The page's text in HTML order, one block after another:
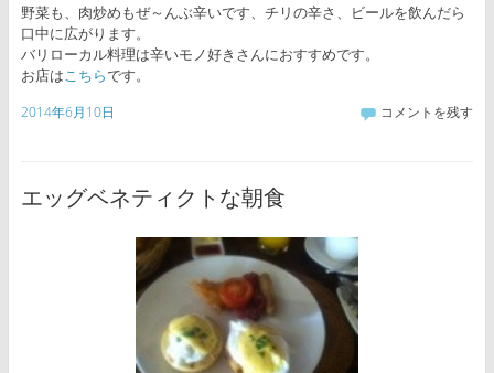
野菜も、肉炒めもぜ～んぶ辛いです、チリの辛さ、ビールを飲んだら
口中に広がります。
バリローカル料理は辛いモノ好きさんにおすすめです。
お店はこちらです。
2014年6月10日 コメントを残す
エッグベネティクトな朝食